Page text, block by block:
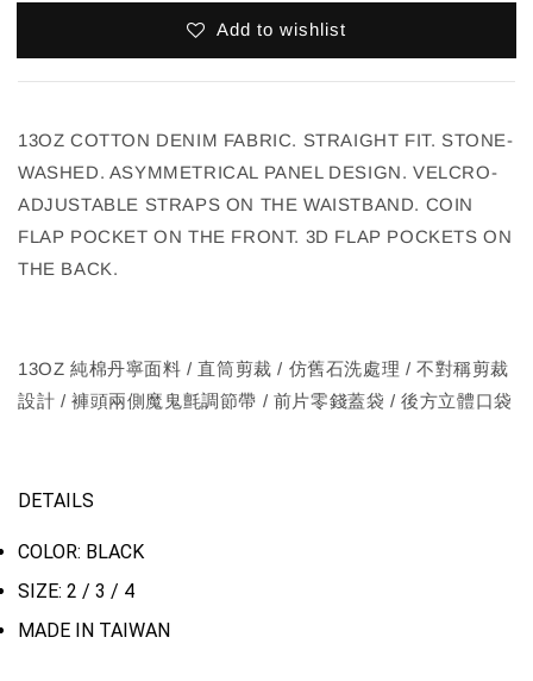
Add to wishlist
13OZ COTTON DENIM FABRIC. STRAIGHT FIT. STONE-
WASHED. ASYMMETRICAL PANEL DESIGN. VELCRO-
ADJUSTABLE STRAPS ON THE WAISTBAND. COIN
FLAP POCKET ON THE FRONT. 3D FLAP POCKETS ON
THE BACK.
13OZ 純棉丹寧面料 / 直筒剪裁 / 仿舊石洗處理 / 不對稱剪裁
設計 / 褲頭兩側魔鬼氈調節帶 / 前片零錢蓋袋 / 後方立體口袋
DETAILS
COLOR: BLACK
SIZE: 2 / 3 / 4
MADE IN TAIWAN